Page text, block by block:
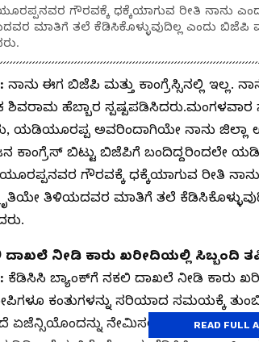
ಗೌರವಕ್ಕೆ ಧಕ್ಕೆಯಾಗುವ ರೀತಿ ನಾನು
ಮಾತಿಗೆ ತಲೆ ಕೆಡಿಸಿಕೊಳ್ಳುವುದಿಲ್ಲ ಎಂದು ಬಿಜೆಪಿ
ನಾನು ಈಗ ಬಿಜೆಪಿ ಮತ್ತು ಕಾಂಗ್ರೆಸ್ಸಿನಲ್ಲಿ ಇಲ್ಲ.
ಶಿವರಾಮ ಹೆಬ್ಬಾರ
ಯಡಿಯೂರಪ್ಪ ಅವರಿಂದಾಗಿಯೇ ನಾನು ಜಿಲ್ಲಾ
ಕಾಂಗ್ರೆಸ್ ಬಿಟ್ಟು ಬಿಜೆಪಿಗೆ ಬಂದಿದ್ದರಿಂದಲೇ
ಗೌರವಕ್ಕೆ ಧಕ್ಕೆಯಾಗುವ ರೀತಿ
ತಿಳಿಯದವರ ಮಾತಿಗೆ ತಲೆ
ದಾಖಲೆ ನೀಡಿ ಕಾರು ಖರೀದಿಯಲ್ಲಿ ಸಿಬ್ಬಂದಿ
ಕೆಡಿಸಿಸಿ ಬ್ಯಾಂಕ್‌ಗೆ ನಕಲಿ ದಾಖಲೆ ನೀಡಿ ಕಾರು
ಕಂತುಗಳನ್ನು ಸರಿಯಾದ ಸಮಯಕ್ಕೆ
ಏಜೆನ್ಸಿಯೊಂದನ್ನು ನೇಮಿಸಲಾಗಿದ್ದು, ಶೋ
READ FULL